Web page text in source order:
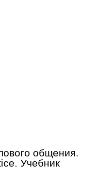
общения.
Учебник